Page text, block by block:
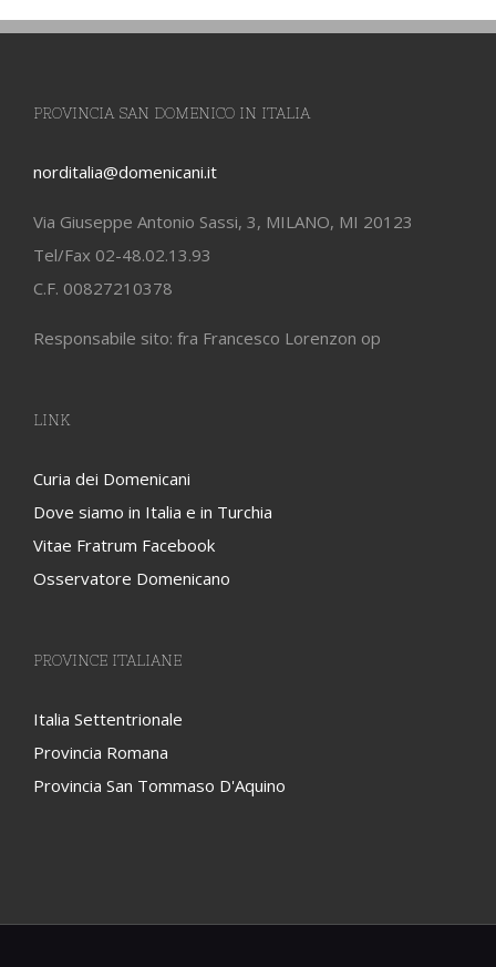
PROVINCIA SAN DOMENICO IN ITALIA
norditalia@domenicani.it
Via Giuseppe Antonio Sassi, 3, MILANO, MI 20123
Tel/Fax 02-48.02.13.93
C.F. 00827210378
Responsabile sito: fra Francesco Lorenzon op
LINK
Curia dei Domenicani
Dove siamo in Italia e in Turchia
Vitae Fratrum Facebook
Osservatore Domenicano
PROVINCE ITALIANE
Italia Settentrionale
Provincia Romana
Provincia San Tommaso D'Aquino